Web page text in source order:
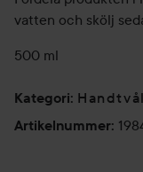
vatten och skölj
500 ml
Kategori: Handtvål
Artikelnummer: